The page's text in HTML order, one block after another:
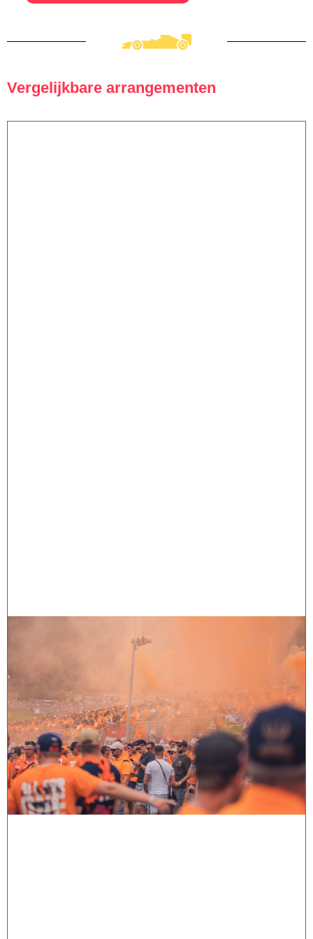
Vergelijkbare arrangementen